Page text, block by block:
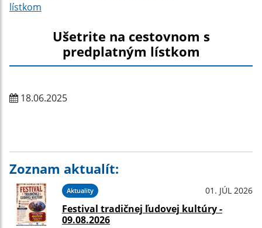
lístkom
Ušetrite na cestovnom s
predplatným lístkom
18.06.2025
Zoznam aktualít:
Aktuality 01. JÚL 2026
Festival tradičnej ľudovej kultúry -
09.08.2026